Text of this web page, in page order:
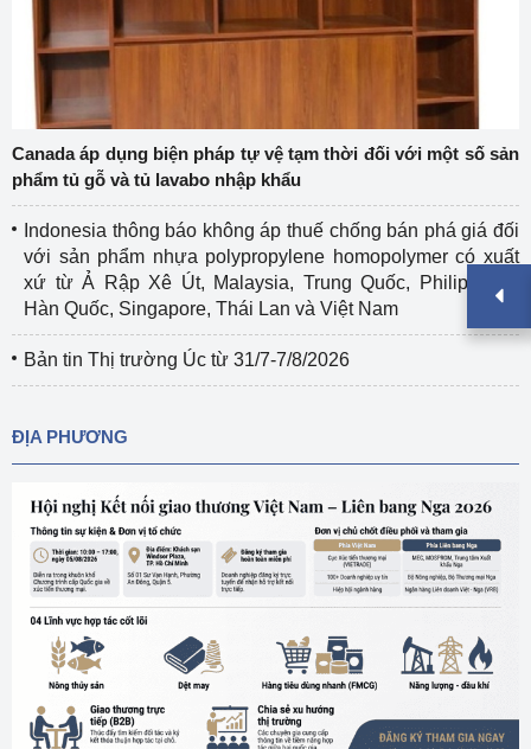
Canada áp dụng biện pháp tự vệ tạm thời đối với một số sản
phẩm tủ gỗ và tủ lavabo nhập khẩu
Indonesia thông báo không áp thuế chống bán phá giá đối
với sản phẩm nhựa polypropylene homopolymer có xuất
xứ từ Ả Rập Xê Út, Malaysia, Trung Quốc, Philippines,
Hàn Quốc, Singapore, Thái Lan và Việt Nam
Bản tin Thị trường Úc từ 31/7-7/8/2026
ĐỊA PHƯƠNG